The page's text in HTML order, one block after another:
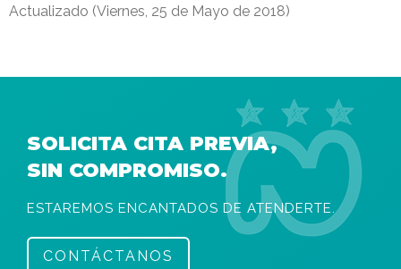
Actualizado (Viernes, 25 de Mayo de 2018)
SOLICITA CITA PREVIA,
SIN COMPROMISO.
ESTAREMOS ENCANTADOS DE ATENDERTE.
CONTÁCTANOS